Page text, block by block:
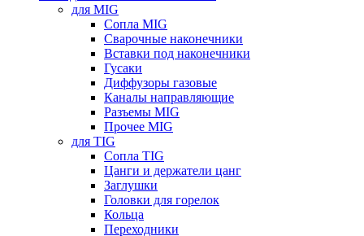
для MIG
Сопла MIG
Сварочные наконечники
Вставки под наконечники
Гусаки
Диффузоры газовые
Каналы направляющие
Разъемы MIG
Прочее MIG
для TIG
Сопла TIG
Цанги и держатели цанг
Заглушки
Головки для горелок
Кольца
Переходники